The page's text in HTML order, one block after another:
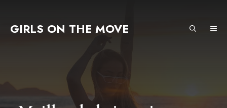
contenu
GIRLS ON THE MOVE